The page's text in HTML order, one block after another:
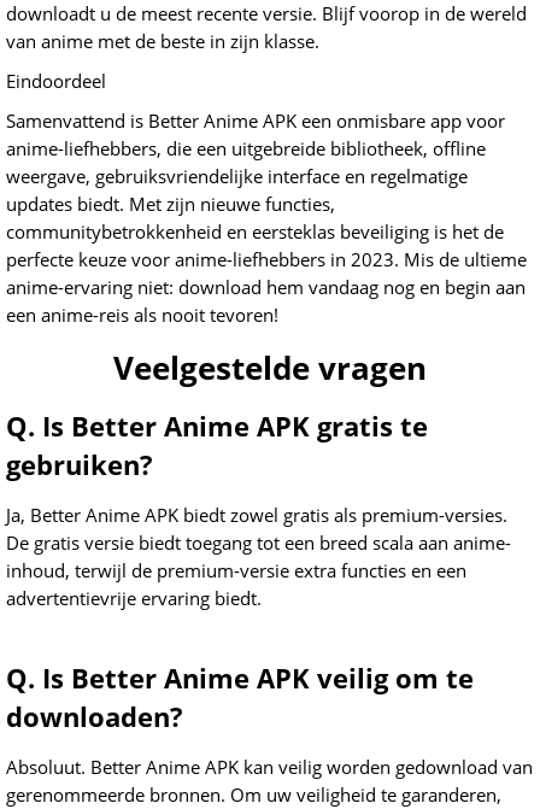
downloadt u de meest recente versie. Blijf voorop in de wereld
van anime met de beste in zijn klasse.
Eindoordeel
Samenvattend is Better Anime APK een onmisbare app voor
anime-liefhebbers, die een uitgebreide bibliotheek, offline
weergave, gebruiksvriendelijke interface en regelmatige
updates biedt. Met zijn nieuwe functies,
communitybetrokkenheid en eersteklas beveiliging is het de
perfecte keuze voor anime-liefhebbers in 2023. Mis de ultieme
anime-ervaring niet: download hem vandaag nog en begin aan
een anime-reis als nooit tevoren!
Veelgestelde vragen
Q. Is Better Anime APK gratis te
gebruiken?
Ja, Better Anime APK biedt zowel gratis als premium-versies.
De gratis versie biedt toegang tot een breed scala aan anime-
inhoud, terwijl de premium-versie extra functies en een
advertentievrije ervaring biedt.
Q. Is Better Anime APK veilig om te
downloaden?
Absoluut. Better Anime APK kan veilig worden gedownload van
gerenommeerde bronnen. Om uw veiligheid te garanderen,